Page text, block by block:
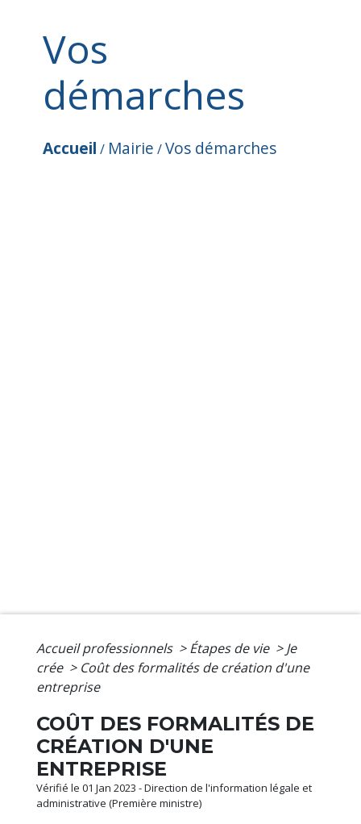
Vos
démarches
Accueil / Mairie /Vos démarches
Accueil professionnels > Étapes de vie > Je
crée > Coût des formalités de création d'une
entreprise
COÛT DES FORMALITÉS DE
CRÉATION D'UNE
ENTREPRISE
Vérifié le 01 Jan 2023 - Direction de l'information légale et
administrative (Première ministre)